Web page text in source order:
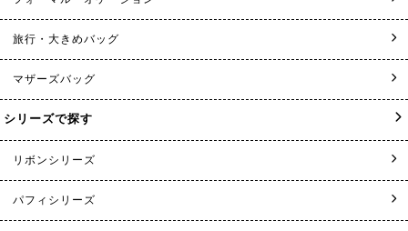
旅行・大きめバッグ
マザーズバッグ
シリーズで探す
リボンシリーズ
パフィシリーズ